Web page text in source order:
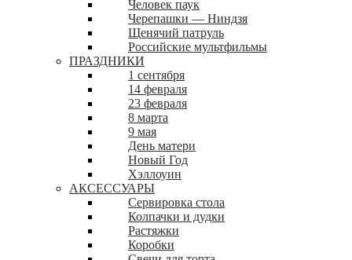
Человек паук
Черепашки — Ниндзя
Щенячий патруль
Российские мультфильмы
ПРАЗДНИКИ
1 сентября
14 февраля
23 февраля
8 марта
9 мая
День матери
Новый Год
Хэллоуин
АКСЕССУАРЫ
Сервировка стола
Колпачки и дудки
Растяжки
Коробки